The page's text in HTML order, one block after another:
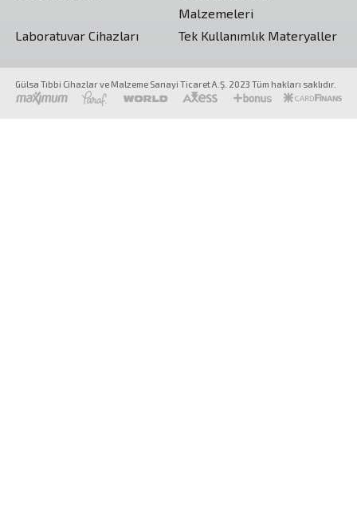
Malzemeleri
Laboratuvar Cihazları
Tek Kullanımlık Materyaller
Gülsa Tıbbi Cihazlar ve Malzeme Sanayi Ticaret A.Ş. 2023 Tüm hakları saklıdır.